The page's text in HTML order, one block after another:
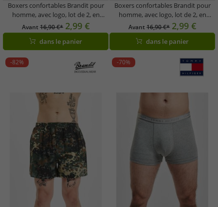
Boxers confortables Brandit pour
homme, avec logo, lot de 2, en
coton, motif camouflage foncé
Woodland.
Avant16,90 €* 2,99 €
dans le panier
Boxers confortables Brandit pour
homme, avec logo, lot de 2, en
coton, noir forêt
Avant16,90 €* 2,99 €
dans le panier
-82% -70%